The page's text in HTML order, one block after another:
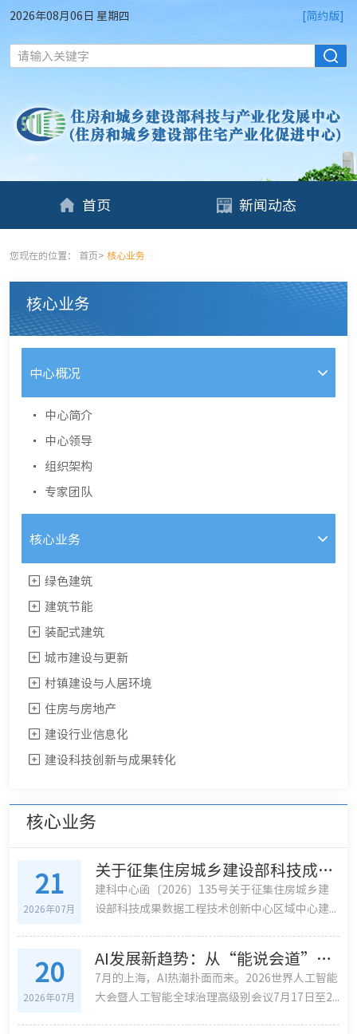
2026年08月06日 星期四 [简约版]
请输入关键字
首页 新闻动态
您现在的位置： 首页> 核心业务
核心业务
中心概况
中心简介
中心领导
组织架构
专家团队
核心业务
绿色建筑
建筑节能
装配式建筑
城市建设与更新
村镇建设与人居环境
住房与房地产
建设行业信息化
建设科技创新与成果转化
核心业务
21
2026年07月
关于征集住房城乡建设部科技成果数据工程技术创新中心区域中心建设单位的通知
建科中心函〔2026〕135号关于征集住房城乡建
设部科技成果数据工程技术创新中心区域中心建...
20
2026年07月
AI发展新趋势：从“能说会道”到“真抓实干”
7月的上海，AI热潮扑面而来。2026世界人工智能
大会暨人工智能全球治理高级别会议7月17日至2...